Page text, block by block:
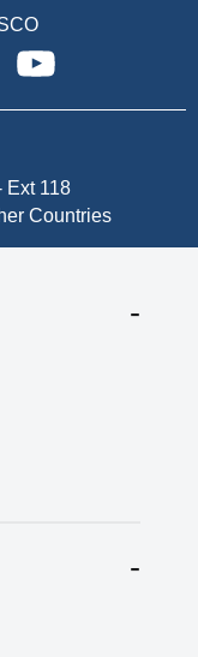
Ext 118
Countries